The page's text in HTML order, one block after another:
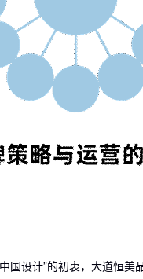
国设计”的初衷，大道恒美